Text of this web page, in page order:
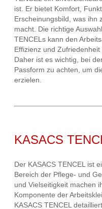
ist. Er bietet Komfort,
Erscheinungsbild, was ihn
macht. Die richtige
TENCELs kann den
Effizienz und
Daher ist es wichtig, bei
Passform zu achten, um
erzielen.
KASACS
Der KASACS TENCEL ist
Bereich der Pflege- und
und Vielseitigkeit machen
Komponente der
KASACS TENCEL